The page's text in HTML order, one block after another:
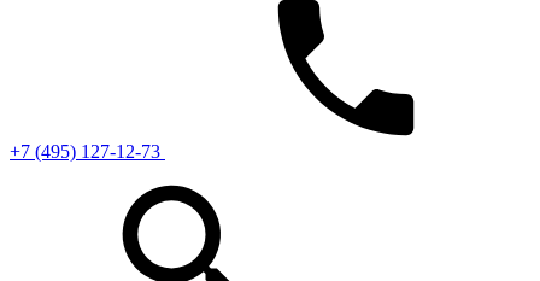
‎+7 (495) 127-12-73